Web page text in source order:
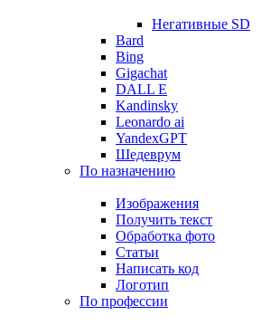
Негативные SD
Bard
Bing
Gigachat
DALL E
Kandinsky
Leonardo ai
YandexGPT
Шедеврум
По назначению
Изображения
Получить текст
Обработка фото
Статьи
Написать код
Логотип
По профессии